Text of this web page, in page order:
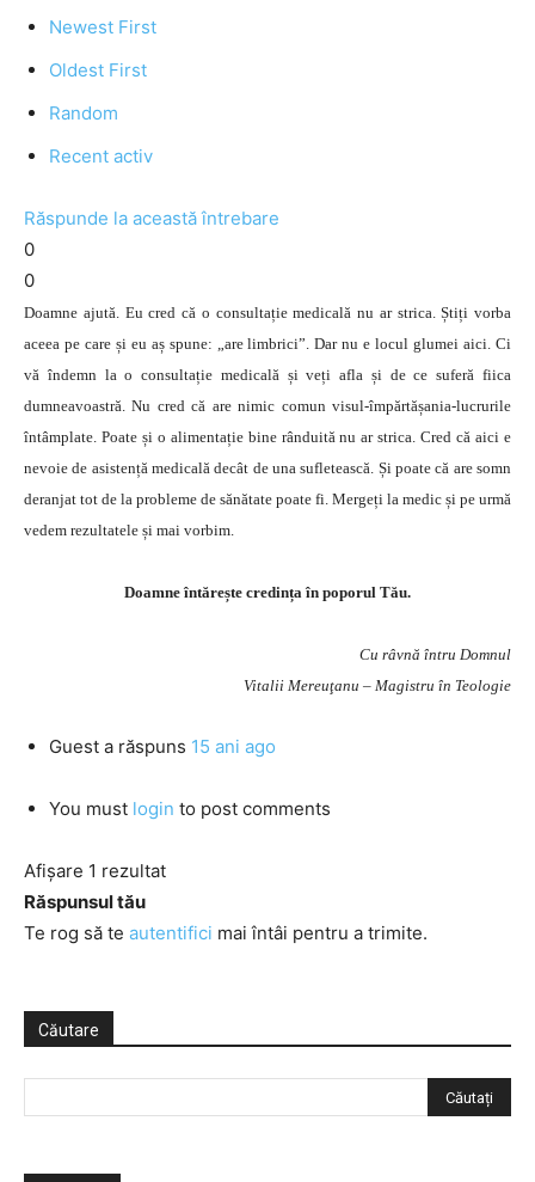
Newest First
Oldest First
Random
Recent activ
Răspunde la această întrebare
0
0
Doamne ajută. Eu cred că o consultație medicală nu ar strica. Știți vorba
aceea pe care și eu aș spune: „are limbrici”. Dar nu e locul glumei aici. Ci
vă îndemn la o consultație medicală și veți afla și de ce suferă fiica
dumneavoastră. Nu cred că are nimic comun visul-împărtășania-lucrurile
întâmplate. Poate și o alimentație bine rânduită nu ar strica. Cred că aici e
nevoie de asistență medicală decât de una sufletească. Și poate că are somn
deranjat tot de la probleme de sănătate poate fi. Mergeți la medic și pe urmă
vedem rezultatele și mai vorbim.
Doamne întărește credința în poporul Tău.
Cu râvnă întru Domnul
Vitalii Mereuţanu – Magistru în Teologie
Guest a răspuns 15 ani ago
You must login to post comments
Afișare 1 rezultat
Răspunsul tău
Te rog să te autentifici mai întâi pentru a trimite.
Căutare